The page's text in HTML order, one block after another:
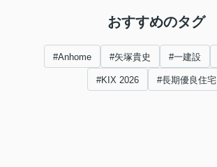
おすすめのタグ
#Anhome #矢塚貴史 #一建設
#KIX 2026 #長期優良住宅